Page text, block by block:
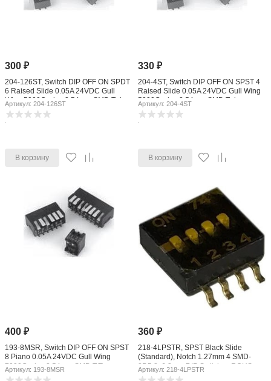
300₽
204-126ST, Switch DIP OFF ON SPDT
6 Raised Slide 0.05A 24VDC Gull
Wing 5000Cycles 2.54mm SMD Tube
Артикул: 204-126ST
В корзину
330 ₽
204-4ST, Switch DIP OFF ON SPST 4
Raised Slide 0.05A 24VDC Gull Wing
5000Cycles 2.54mm SMD Tube
Артикул: 204-4ST
В корзину
400₽
193-8MSR, Switch DIP OFF ON SPST
8 Piano 0.05A 24VDC Gull Wing
7000Cycles 2.54mm SMD T/R
Артикул: 193-8MSR
360 ₽
218-4LPSTR, SPST Black Slide
(Standard), Notch 1.27mm 4 SMD-
8P,5.8x6.3mm DIP Switches ROHS
Артикул: 218-4LPSTR